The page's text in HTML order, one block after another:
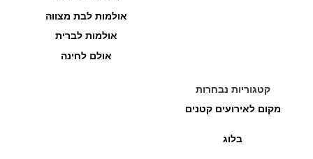
אולמות לבת מצווה
אולמות לברית
אולם לחינה
קטגוריות נבחרות
מקום לאירועים קטנים
בלוג